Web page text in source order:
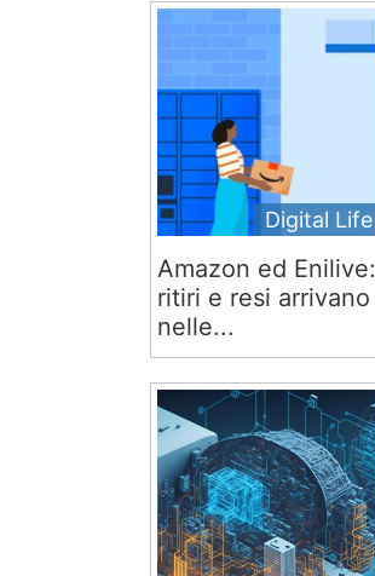
Digital Life
Amazon ed Enilive:
ritiri e resi arrivano
nelle...